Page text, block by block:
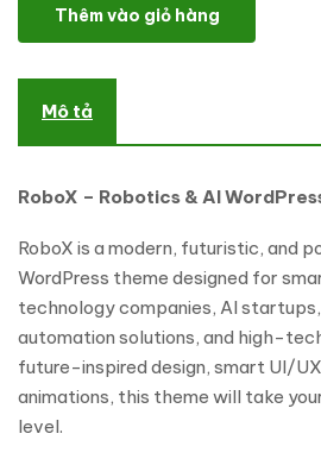
Thêm vào giỏ hàng
Mô tả
RoboX – Robotics & AI
RoboX is a modern, futuristic, and
WordPress theme designed for
technology companies, AI
automation solutions, and high-
future-inspired design, smart UI/
animations, this theme will take
level.